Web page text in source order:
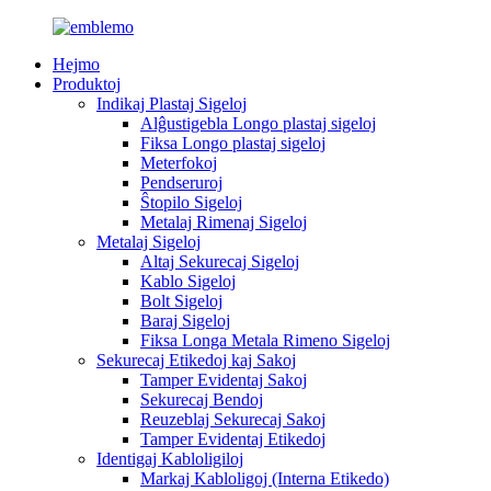
Hejmo
Produktoj
Indikaj Plastaj Sigeloj
Alĝustigebla Longo plastaj sigeloj
Fiksa Longo plastaj sigeloj
Meterfokoj
Pendseruroj
Ŝtopilo Sigeloj
Metalaj Rimenaj Sigeloj
Metalaj Sigeloj
Altaj Sekurecaj Sigeloj
Kablo Sigeloj
Bolt Sigeloj
Baraj Sigeloj
Fiksa Longa Metala Rimeno Sigeloj
Sekurecaj Etikedoj kaj Sakoj
Tamper Evidentaj Sakoj
Sekurecaj Bendoj
Reuzeblaj Sekurecaj Sakoj
Tamper Evidentaj Etikedoj
Identigaj Kabloligiloj
Markaj Kabloligoj (Interna Etikedo)